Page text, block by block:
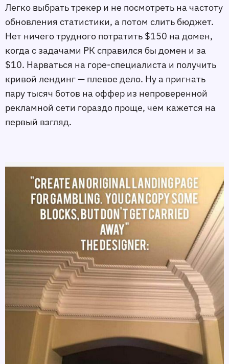
Легко выбрать трекер и не посмотреть на частоту
обновления статистики, а потом слить бюджет.
Нет ничего трудного потратить $150 на домен,
когда с задачами РК справился бы домен и за
$10. Нарваться на горе-специалиста и получить
кривой лендинг — плевое дело. Ну а пригнать
пару тысяч ботов на оффер из непроверенной
рекламной сети гораздо проще, чем кажется на
первый взгляд.